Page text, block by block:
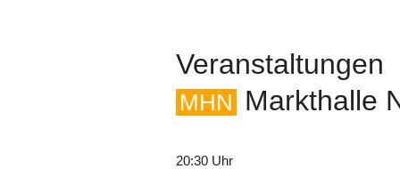
Veranstaltungen
MHN Markthalle
20:30 Uhr